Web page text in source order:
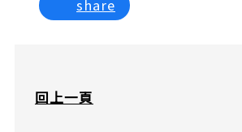
share
回上一頁